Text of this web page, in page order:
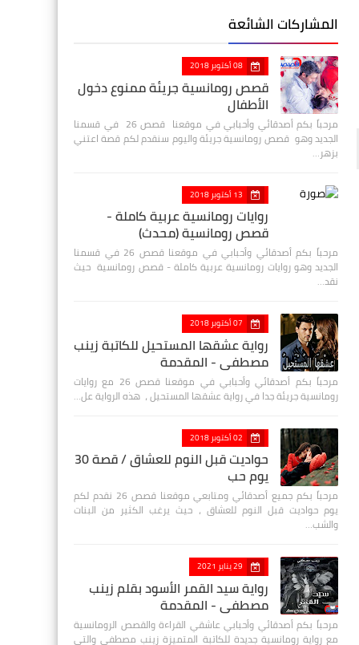
المشاركات الشائعة
08 أكتوبر 2018
قصص رومانسية جريئة ممنوع دخول
الأطفال
مرحباً بكم أصدقائي وأحبابي في موقعنا قصص 26 في قسمنا
الجديد وهو قصص رومانسية جريئة واليوم سنقدم لكم قصة اعتني
بزهر…
13 أكتوبر 2018
روايات رومانسية عربية كاملة -
قصص رومانسية (محدث)
مرحباً بكم أصدقائي وأحبابي في موقعنا قصص 26 في قسمنا
الجديد وهو روايات رومانسية عربية كاملة - قصص رومانسية حيث
نقد…
07 أكتوبر 2018
رواية عشقها المستحيل للكاتبة زينب
مصطفي - المقدمة
مرحباً بكم أصدقائي وأحبابي في موقعنا قصص 26 مع روايات
رومانسية جريئة جدا في رواية عشقها المستحيل ، هذه الرواية عل…
02 أكتوبر 2018
حواديت قبل النوم للعشاق / قصة 30
يوم حب
مرحباً بكم جميع أصدقائي ومتابعي موقعنا قصص 26 نقدم لكم
يوم حواديت قبل النوم للعشاق ، حيث يرغب الكثير من البنات
والشب…
29 يناير 2021
رواية سيد القمر الأسود بقلم زينب
مصطفي - المقدمة
مرحباً بكم أصدقائي وأحبابي عاشقي القراءة والقصص الرومانسية
مع رواية رومانسية جديدة للكاتبة المتميزة زينب مصطفى والتي